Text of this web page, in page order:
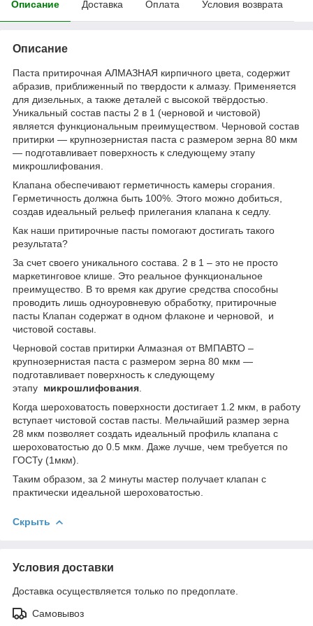
Описание Доставка Оплата Условия возврата
Описание
Паста притирочная АЛМАЗНАЯ кирпичного цвета, содержит
абразив, приближенный по твердости к алмазу. Применяется
для дизельных, а также деталей с высокой твёрдостью.
Уникальный состав пасты 2 в 1 (черновой и чистовой)
является функциональным преимуществом. Черновой состав
притирки — крупнозернистая паста с размером зерна 80 мкм
— подготавливает поверхность к следующему этапу
микрошлифования.
Клапана обеспечивают герметичность камеры сгорания.
Герметичность должна быть 100%. Этого можно добиться,
создав идеальный рельеф прилегания клапана к седлу.
Как наши притирочные пасты помогают достигать такого
результата?
За счет своего уникального состава. 2 в 1 – это не просто
маркетинговое клише. Это реальное функциональное
преимущество. В то время как другие средства способны
проводить лишь одноуровневую обработку, притирочные
пасты Клапан содержат в одном флаконе и черновой, и
чистовой составы.
Черновой состав притирки Алмазная от ВМПАВТО –
крупнозернистая паста с размером зерна 80 мкм —
подготавливает поверхность к следующему
этапу микрошлифования
Когда шероховатость поверхности достигает 1.2 мкм, в работу
вступает чистовой состав пасты. Мельчайший размер зерна
28 мкм позволяет создать идеальный профиль клапана с
шероховатостью до 0.5 мкм. Даже лучше, чем требуется по
ГОСТу (1мкм).
Таким образом, за 2 минуты мастер получает клапан с
практически идеальной шероховатостью.
Скрыть
Условия доставки
Доставка осуществляется только по предоплате.
Самовывоз